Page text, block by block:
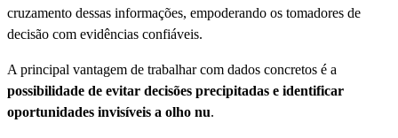
cruzamento dessas informações, empoderando os tomadores de
decisão com evidências confiáveis.
A principal vantagem de trabalhar com dados concretos é a
possibilidade de evitar decisões precipitadas e identificar
oportunidades invisíveis a olho nu.